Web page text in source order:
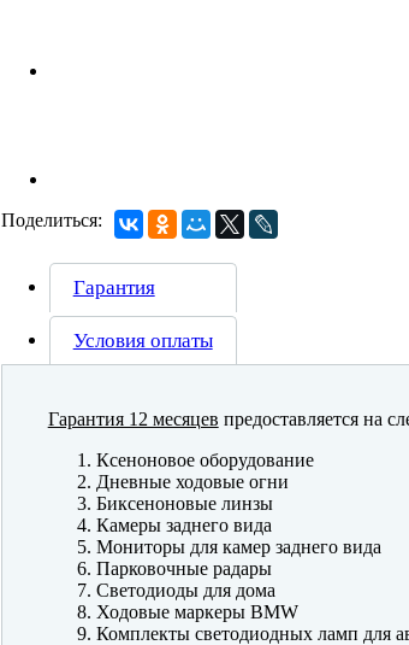
Поделиться:
Гарантия
Условия оплаты
Гарантия 12 месяцев предоставляется на
Ксеноновое оборудование
Дневные ходовые огни
Биксеноновые линзы
Камеры заднего вида
Мониторы для камер заднего вида
Парковочные радары
Светодиоды для дома
Ходовые маркеры BMW
Комплекты светодиодных ламп для